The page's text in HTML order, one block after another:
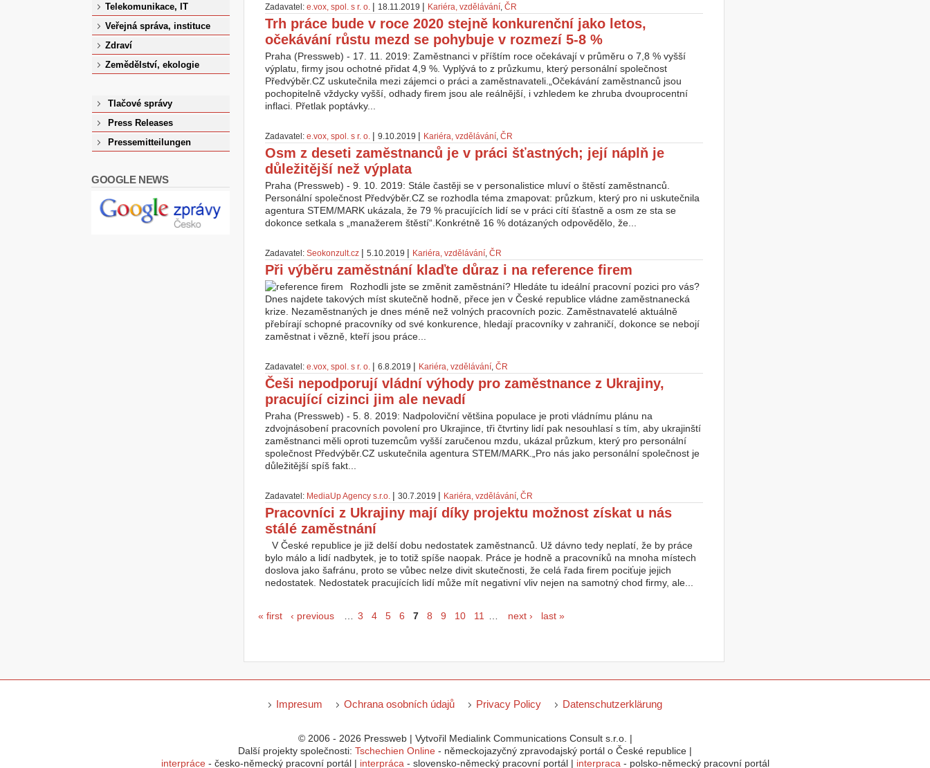
Zadavatel: e.vox, spol. s r. o. | 18.11.2019 | Kariéra, vzdělávání, ČR
Trh práce bude v roce 2020 stejně konkurenční jako letos,
očekávání růstu mezd se pohybuje v rozmezí 5-8 %
Praha (Pressweb) - 17. 11. 2019: Zaměstnanci v příštím roce očekávají v průměru o 7,8 % vyšší
výplatu, firmy jsou ochotné přidat 4,9 %. Vyplývá to z průzkumu, který personální společnost
Předvýběr.CZ uskutečnila mezi zájemci o práci a zaměstnavateli.„Očekávání zaměstnanců jsou
pochopitelně vždycky vyšší, odhady firem jsou ale reálnější, i vzhledem ke zhruba dvouprocentní
inflaci. Přetlak poptávky...
Zadavatel: e.vox, spol. s r. o. | 9.10.2019 | Kariéra, vzdělávání, ČR
Osm z deseti zaměstnanců je v práci šťastných; její náplň je
důležitější než výplata
Praha (Pressweb) - 9. 10. 2019: Stále častěji se v personalistice mluví o štěstí zaměstnanců.
Personální společnost Předvýběr.CZ se rozhodla téma zmapovat: průzkum, který pro ni uskutečnila
agentura STEM/MARK ukázala, že 79 % pracujících lidí se v práci cítí šťastně a osm ze sta se
dokonce setkala s „manažerem štěstí“.Konkrétně 16 % dotázaných odpovědělo, že...
Zadavatel: Seokonzult.cz | 5.10.2019 | Kariéra, vzdělávání, ČR
Při výběru zaměstnání klaďte důraz i na reference firem
Rozhodli jste se změnit zaměstnání? Hledáte tu ideální pracovní pozici pro vás?
Dnes najdete takových míst skutečně hodně, přece jen v České republice vládne zaměstnanecká
krize. Nezaměstnaných je dnes méně než volných pracovních pozic. Zaměstnavatelé aktuálně
přebírají schopné pracovníky od své konkurence, hledají pracovníky v zahraničí, dokonce se nebojí
zaměstnat i vězně, kteří jsou práce...
Zadavatel: e.vox, spol. s r. o. | 6.8.2019 | Kariéra, vzdělávání, ČR
Češi nepodporují vládní výhody pro zaměstnance z Ukrajiny,
pracující cizinci jim ale nevadí
Praha (Pressweb) - 5. 8. 2019: Nadpoloviční většina populace je proti vládnímu plánu na
zdvojnásobení pracovních povolení pro Ukrajince, tři čtvrtiny lidí pak nesouhlasí s tím, aby ukrajinští
zaměstnanci měli oproti tuzemcům vyšší zaručenou mzdu, ukázal průzkum, který pro personální
společnost Předvýběr.CZ uskutečnila agentura STEM/MARK.„Pro nás jako personální společnost je
důležitější spíš fakt...
Zadavatel: MediaUp Agency s.r.o. | 30.7.2019 | Kariéra, vzdělávání, ČR
Pracovníci z Ukrajiny mají díky projektu možnost získat u nás
stálé zaměstnání
V České republice je již delší dobu nedostatek zaměstnanců. Už dávno tedy neplatí, že by práce
bylo málo a lidí nadbytek, je to totiž spíše naopak. Práce je hodně a pracovníků na mnoha místech
doslova jako šafránu, proto se vůbec nelze divit skutečnosti, že celá řada firem pociťuje jejich
nedostatek. Nedostatek pracujících lidí může mít negativní vliv nejen na samotný chod firmy, ale...
Seiten
« first ‹ previous … 3 4 5 6 7 8 9 10 11 … next › last »
Telekomunikace, IT
Veřejná správa, instituce
Zdraví
Zemědělství, ekologie
Tlačové správy
Press Releases
Pressemitteilungen
GOOGLE NEWS
Impresum Ochrana osobních údajů Privacy Policy Datenschutzerklärung
© 2006 - 2026 Pressweb | Vytvořil Medialink Communications Consult s.r.o. |
Další projekty společnosti: Tschechien Online - německojazyčný zpravodajský portál o České republice |
interpráce- česko-německý pracovní portál | interpráca- slovensko-německý pracovní portál | interpraca- polsko-německý pracovní portál